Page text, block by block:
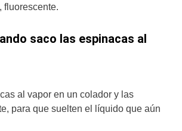
fluorescente.
saco las espinacas al
al vapor en un colador y las
para que suelten el líquido que aún